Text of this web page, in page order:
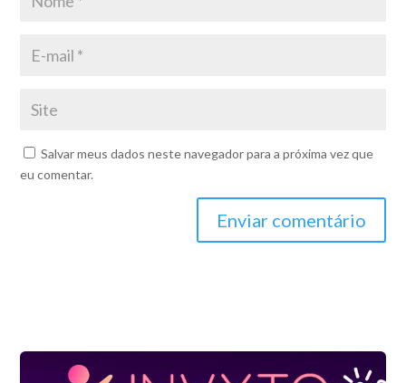
Salvar meus dados neste navegador para a próxima vez que
eu comentar.
Enviar comentário